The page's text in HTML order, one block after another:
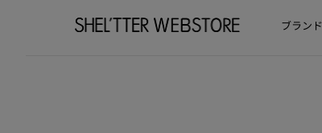
ブランド